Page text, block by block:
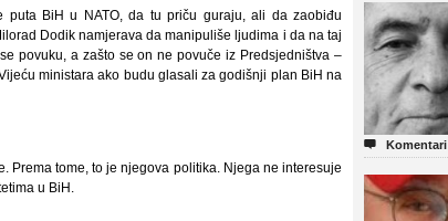
BiH u NATO, da tu priču guraju, ali da zaobiđu
Dodik namjerava da manipuliše ljudima i da na taj
povuku, a zašto se on ne povuče iz Predsjedništva –
ministara ako budu glasali za godišnji plan BiH na
Prema tome, to je njegova politika. Njega ne interesuje
u BiH.
 Komentari